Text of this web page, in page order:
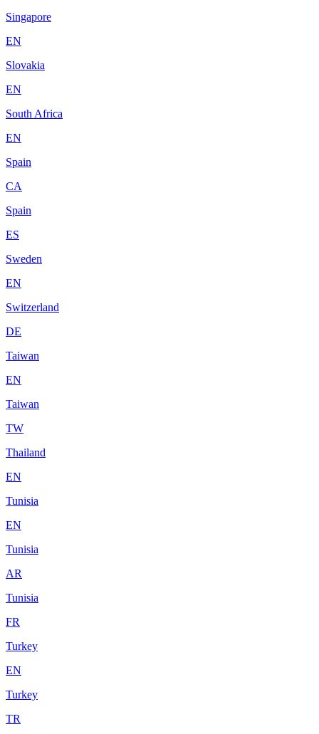
Singapore
EN
Slovakia
EN
South Africa
EN
Spain
CA
Spain
ES
Sweden
EN
Switzerland
DE
Taiwan
EN
Taiwan
TW
Thailand
EN
Tunisia
EN
Tunisia
AR
Tunisia
FR
Turkey
EN
Turkey
TR